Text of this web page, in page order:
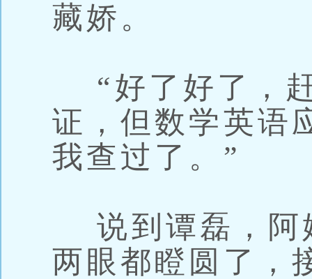
藏娇。
“好了好了，
证，但数学英语
我查过了。”
说到谭磊，阿
两眼都瞪圆了，